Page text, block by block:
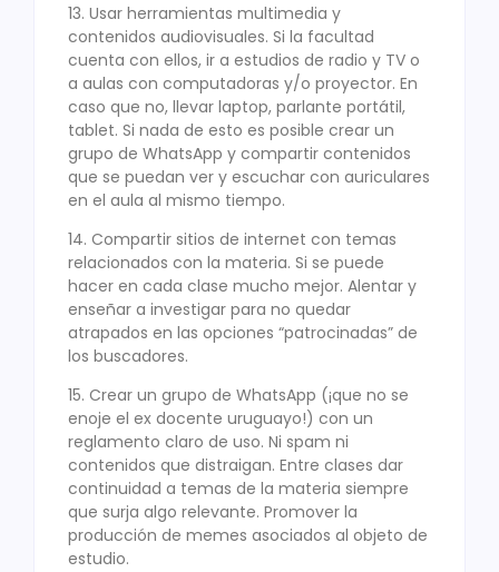
13. Usar herramientas multimedia y
contenidos audiovisuales. Si la facultad
cuenta con ellos, ir a estudios de radio y TV o
a aulas con computadoras y/o proyector. En
caso que no, llevar laptop, parlante portátil,
tablet. Si nada de esto es posible crear un
grupo de WhatsApp y compartir contenidos
que se puedan ver y escuchar con auriculares
en el aula al mismo tiempo.
14. Compartir sitios de internet con temas
relacionados con la materia. Si se puede
hacer en cada clase mucho mejor. Alentar y
enseñar a investigar para no quedar
atrapados en las opciones “patrocinadas” de
los buscadores.
15. Crear un grupo de WhatsApp (¡que no se
enoje el ex docente uruguayo!) con un
reglamento claro de uso. Ni spam ni
contenidos que distraigan. Entre clases dar
continuidad a temas de la materia siempre
que surja algo relevante. Promover la
producción de memes asociados al objeto de
estudio.